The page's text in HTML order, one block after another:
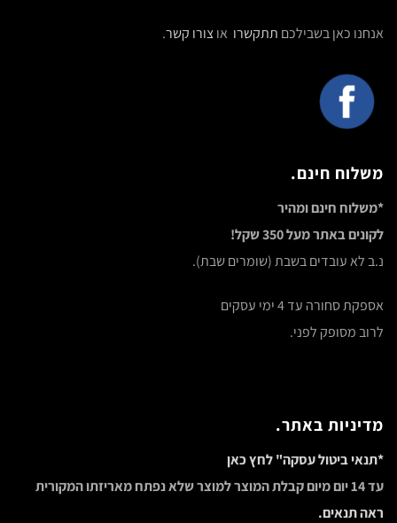
אנחנו כאן בשבילכם תתקשרו אוצורו קשר.
משלוח חינם.
*משלוח חינם ומהיר
לקונים באתר מעל 350 שקל!
נ.ב לא עובדים בשבת (שומרים שבת).
אספקת סחורה עד 4 ימי עסקים
לרוב מסופק לפני.
מדיניות באתר.
*תנאי ביטול עסקה" לחץ כאן
עד 14 יום מיום קבלת המוצר למוצר שלא נפתח מאריזתו המקורית
ראה תנאים.